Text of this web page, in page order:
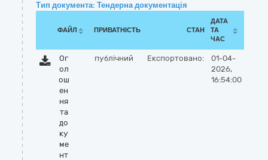
Тип документа: Тендерна документація
ФАЙЛ ПРИВАТНІСТЬ СТАН
ДАТА
ТА
ЧАС
Ог
ол
ош
ен
ня
та
до
ку
ме
нт
публічний Експортовано:
01-04-
2026,
16:54:00